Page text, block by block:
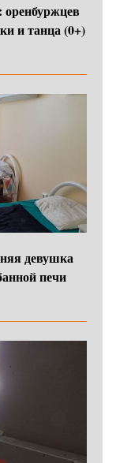
и танца (0+)
девушка
печи